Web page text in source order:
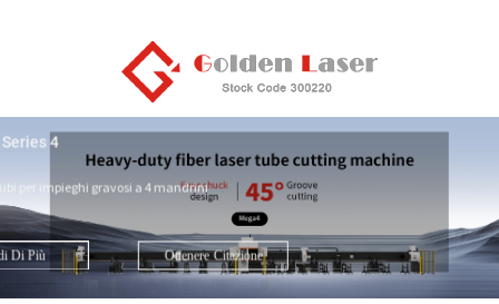
4
per impieghi gravosi a 4 mandrini
Di Più Ottenere Citazione
Efficienza di taglio laser
settore della lavorazione dei